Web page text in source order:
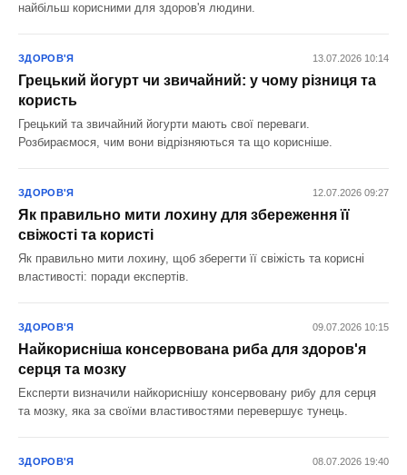
найбільш корисними для здоров'я людини.
ЗДОРОВ'Я 13.07.2026 10:14
Грецький йогурт чи звичайний: у чому різниця та
користь
Грецький та звичайний йогурти мають свої переваги.
Розбираємося, чим вони відрізняються та що корисніше.
ЗДОРОВ'Я 12.07.2026 09:27
Як правильно мити лохину для збереження її
свіжості та користі
Як правильно мити лохину, щоб зберегти її свіжість та корисні
властивості: поради експертів.
ЗДОРОВ'Я 09.07.2026 10:15
Найкорисніша консервована риба для здоров'я
серця та мозку
Експерти визначили найкориснішу консервовану рибу для серця
та мозку, яка за своїми властивостями перевершує тунець.
ЗДОРОВ'Я 08.07.2026 19:40